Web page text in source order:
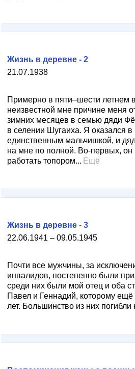
21.07.1938
Жизнь в деревне - 2
Примерно в пяти–шести летнем
неизвестной мне причине меня
зимних месяцев в семью дяди
в селении Шугаиха. Я оказался в
единственным мальчишкой, и
на мне по полной. Во-первых, он
работать топором... Ещё
22.06.1941 – 09.05.1945
Жизнь в деревне - 3
Почти все мужчины, за
инвалидов, постепенно были
среди них были мой отец и оба
Павел и Геннадий, которому
лет. Большинство из них